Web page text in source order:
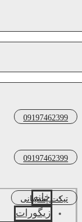
09197462399
09197462399
تیکت پشتیبانی
خانه
زیگورات